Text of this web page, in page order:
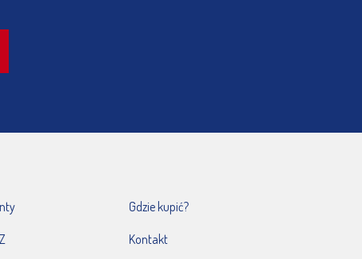
Gdzie kupić?
Kontakt